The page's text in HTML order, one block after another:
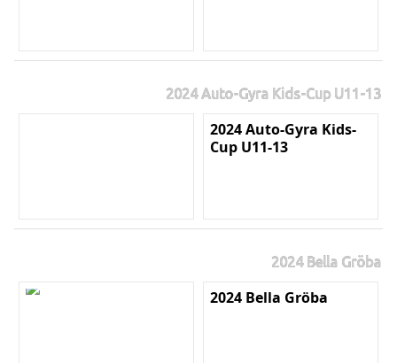
2024 Auto-Gyra Kids-Cup U11-13
2024 Auto-Gyra Kids-
Cup U11-13
2024 Bella Gröba
2024 Bella Gröba